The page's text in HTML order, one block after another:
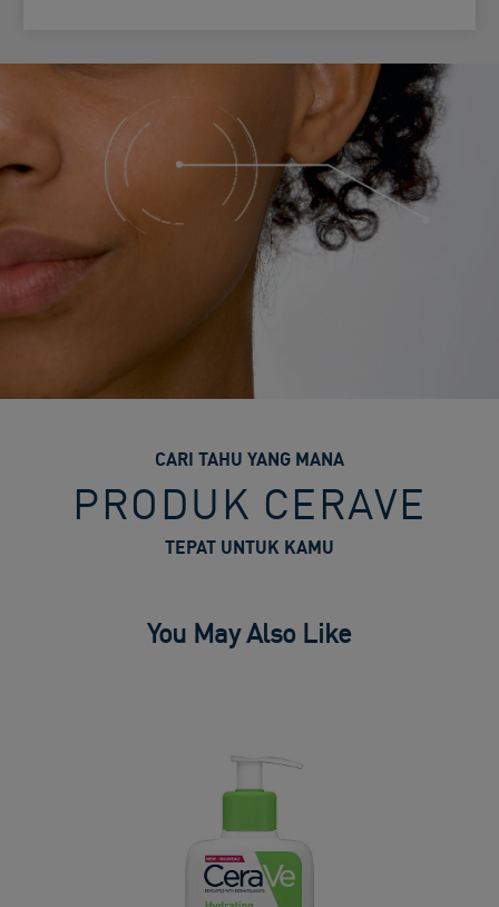
CARI TAHU YANG MANA
PRODUK CERAVE
TEPAT UNTUK KAMU
You May Also Like